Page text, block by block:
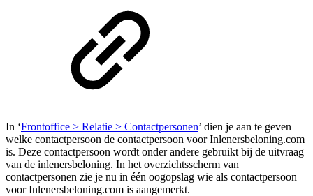
In ‘Frontoffice > Relatie > Contactpersonen’ dien je aan te geven
welke contactpersoon de contactpersoon voor Inlenersbeloning.com
is. Deze contactpersoon wordt onder andere gebruikt bij de uitvraag
van de inlenersbeloning. In het overzichtsscherm van
contactpersonen zie je nu in één oogopslag wie als contactpersoon
voor Inlenersbeloning.com is aangemerkt.